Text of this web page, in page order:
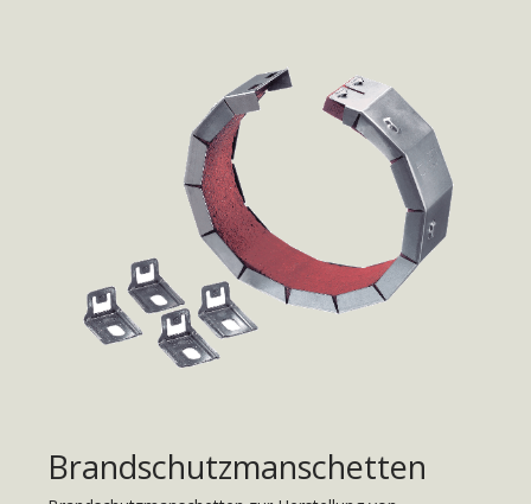
Brandschutzmanschetten